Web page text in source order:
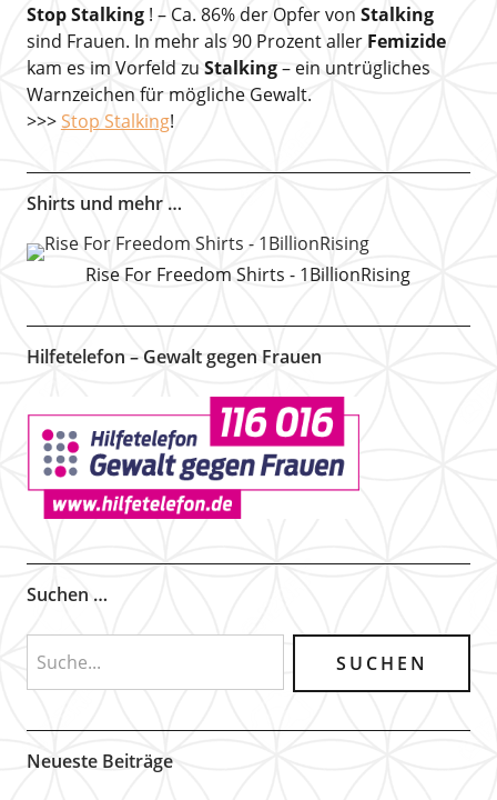
Stop Stalking! – Ca. 86% der Opfer von Stalking
sind Frauen. In mehr als 90 Prozent aller Femizide
kam es im Vorfeld zu Stalking– ein untrügliches
Warnzeichen für mögliche Gewalt.
>>> Stop Stalking!
Shirts und mehr …
Rise For Freedom Shirts - 1BillionRising
Hilfetelefon – Gewalt gegen Frauen
Suchen …
Neueste Beiträge